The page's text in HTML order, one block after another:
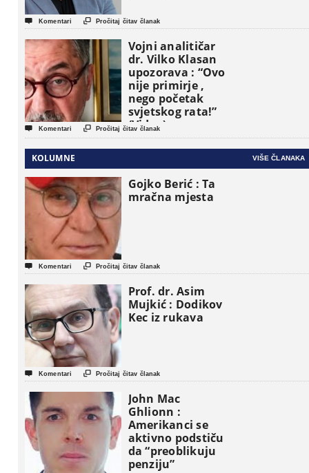
 Komentari  Pročitaj čitav članak
Vojni analitičar
dr. Vilko Klasan
upozorava : “Ovo
nije primirje ,
nego početak
svjetskog rata!”
(Video)
 Komentari  Pročitaj čitav članak
KOLUMNE VIŠE ČLANAKA
Gojko Berić : Ta
mračna mjesta
 Komentari  Pročitaj čitav članak
Prof. dr. Asim
Mujkić : Dodikov
Kec iz rukava
 Komentari  Pročitaj čitav članak
John Mac
Ghlionn :
Amerikanci se
aktivno podstiču
da “preoblikuju
penziju”